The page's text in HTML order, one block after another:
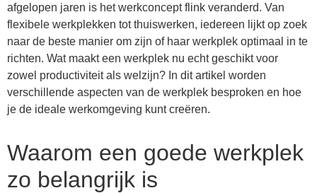
afgelopen jaren is het werkconcept flink veranderd. Van
flexibele werkplekken tot thuiswerken, iedereen lijkt op zoek
naar de beste manier om zijn of haar werkplek optimaal in te
richten. Wat maakt een werkplek nu echt geschikt voor
zowel productiviteit als welzijn? In dit artikel worden
verschillende aspecten van de werkplek besproken en hoe
je de ideale werkomgeving kunt creëren.
Waarom een goede werkplek
zo belangrijk is